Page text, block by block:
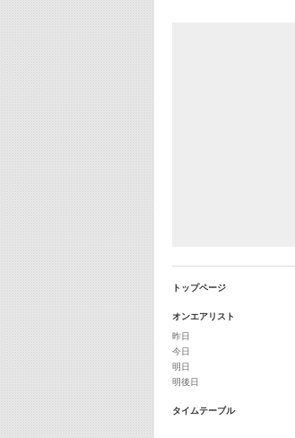
トップページ
オンエアリスト
昨日
今日
明日
明後日
タイムテーブル